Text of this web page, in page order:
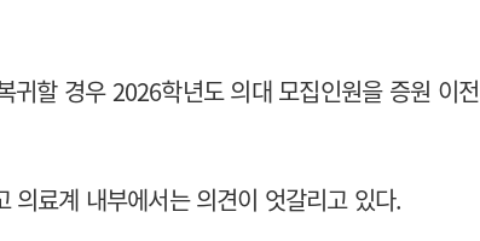
할 경우 2026학년도 의대 모집인원을 증원 이전
의료계 내부에서는 의견이 엇갈리고 있다.